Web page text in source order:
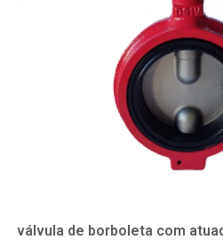
válvula de borboleta com